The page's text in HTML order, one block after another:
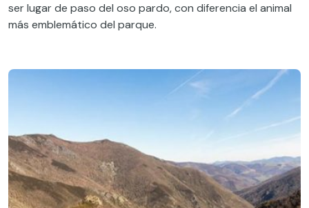
ser lugar de paso del oso pardo, con diferencia el animal
más emblemático del parque.